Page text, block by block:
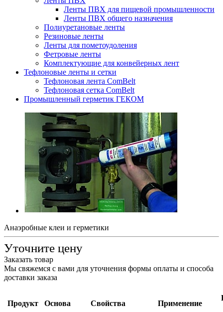
Ленты ПВХ для пищевой промышленности
Ленты ПВХ общего назначения
Полиуретановые ленты
Резиновые ленты
Ленты для пометоудоления
Фетровые ленты
Комплектующие для конвейерных лент
Тефлоновые ленты и сетки
Тефлоновая лента ComBelt
Тефлоновая сетка ComBelt
Промышленный герметик ГЕКОМ
Анаэробные клеи и герметики
Уточните цену
Заказать товар
Мы свяжемся с вами для уточнения формы оплаты и способа
доставки заказа
Продукт Основа Свойства Применение